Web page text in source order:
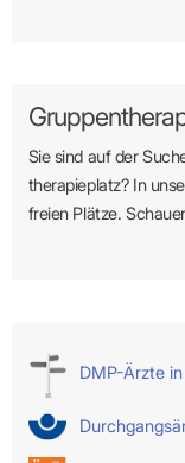
Sie sind auf der
therapie­platz? In
freien Plätze.
DMP-Ärzte